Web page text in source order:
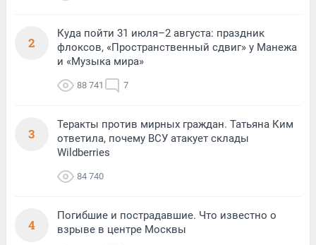
2
Куда пойти 31 июля–2 августа: праздник
флоксов, «Пространственный сдвиг» у Манежа
и «Музыка мира»
88 741 7
3
Теракты против мирных граждан. Татьяна Ким
ответила, почему ВСУ атакует склады
Wildberries
84 740
4
Погибшие и пострадавшие. Что известно о
взрыве в центре Москвы